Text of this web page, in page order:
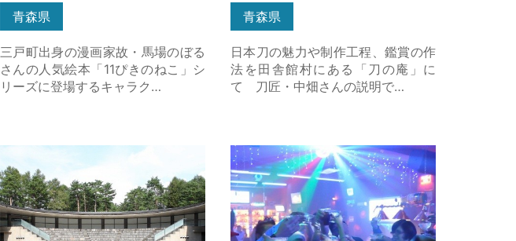
青森県
三戸町出身の漫画家故・馬場のぼる
さんの人気絵本「11ぴきのねこ」シ
リーズに登場するキャラク…
青森県
日本刀の魅力や制作工程、鑑賞の作
法を田舎館村にある「刀の庵」に
て 刀匠・中畑さんの説明で…
国際芸術センター青森 の詳細はこち
ら
ＢＡＲ ＨＯＰＰＩＮＧ の詳細はこ
ちら